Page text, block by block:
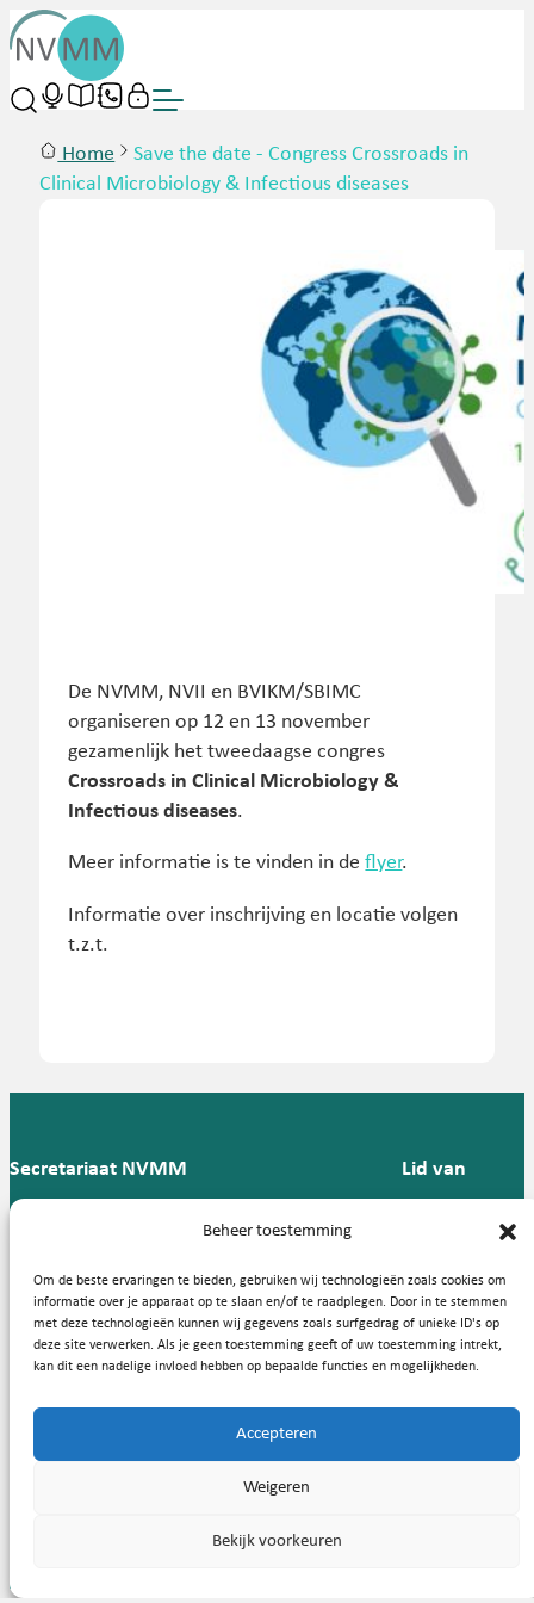
Beheer toestemming
Om de beste ervaringen te bieden, gebruiken wij technologieën zoals cookies om
informatie over je apparaat op te slaan en/of te raadplegen. Door in te stemmen
met deze technologieën kunnen wij gegevens zoals surfgedrag of unieke ID's op
deze site verwerken. Als je geen toestemming geeft of uw toestemming intrekt,
kan dit een nadelige invloed hebben op bepaalde functies en mogelijkheden.
Accepteren
Weigeren
Bekijk voorkeuren
Home
Save the date - Congress Crossroads in
Clinical Microbiology & Infectious diseases
De NVMM, NVII en BVIKM/SBIMC
organiseren op 12 en 13 november
gezamenlijk het tweedaagse congres
Crossroads in Clinical Microbiology &
Infectious diseases.
Meer informatie is te vinden in deflyer.
Informatie over inschrijving en locatie volgen
t.z.t.
Secretariaat NVMM
Groningen
T: 088 -
57
Lid van
Handige links
Copyright © 2026, Nederlandse Vereniging voor Medische